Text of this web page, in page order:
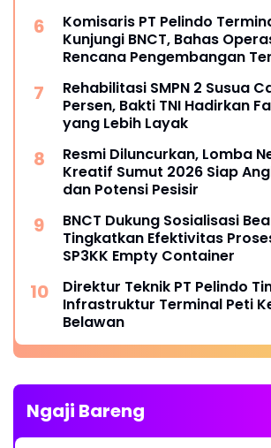
Komisaris PT Pelindo
Kunjungi BNCT, Bahas
Rencana Pengembangan
Rehabilitasi SMPN 2 Susua
Persen, Bakti TNI Hadirkan
yang Lebih Layak
Resmi Diluncurkan, Lomba
Kreatif Sumut 2026 Siap
dan Potensi Pesisir
BNCT Dukung Sosialisasi
Tingkatkan Efektivitas
SP3KK Empty Container
Direktur Teknik PT Pelindo
Infrastruktur Terminal Peti
Belawan
Ngaji Bareng